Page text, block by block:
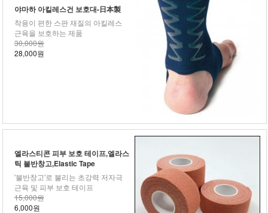
야마하 아킬레스건 보호대-日本製
착용이 편한 스판 재질의 아킬레스
근육을 보호하는 제품
30,000원
28,000원
엘라스티콘 피부 보호 테이프,엘라스
틱 불반창고,Elastic Tape
'불반창고'로 불리는 초강력 저자극
근육 및 피부 보호 테이프
15,000원
6,000원